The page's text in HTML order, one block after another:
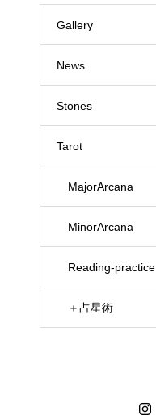
Gallery
News
Stones
Tarot
MajorArcana
MinorArcana
Reading-practice
＋占星術